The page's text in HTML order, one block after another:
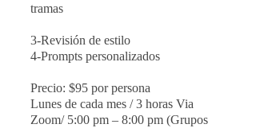
tramas
3-Revisión de estilo
4-Prompts personalizados
Precio: $95 por persona
Lunes de cada mes / 3 horas Via
Zoom/ 5:00 pm – 8:00 pm (Grupos